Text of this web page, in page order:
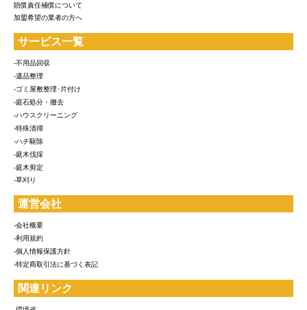
賠償責任補償について
加盟希望の業者の方へ
サービス一覧
-不用品回収
-遺品整理
-ゴミ屋敷整理･片付け
-庭石処分・撤去
-ハウスクリーニング
-特殊清掃
-ハチ駆除
-庭木伐採
-庭木剪定
-草刈り
運営会社
-会社概要
-利用規約
-個人情報保護方針
-特定商取引法に基づく表記
関連リンク